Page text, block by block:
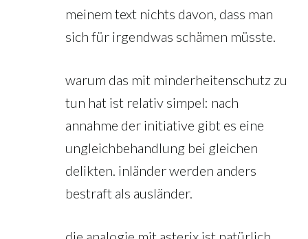
meinem text nichts davon, dass man
sich für irgendwas schämen müsste.
warum das mit minderheitenschutz zu
tun hat ist relativ simpel: nach
annahme der initiative gibt es eine
ungleichbehandlung bei gleichen
delikten. inländer werden anders
bestraft als ausländer.